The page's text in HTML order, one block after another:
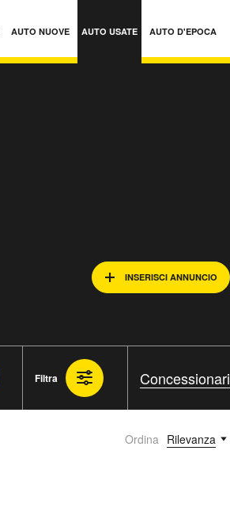
AUTO NUOVE AUTO USATE AUTO D'EPOCA
INSERISCI ANNUNCIO
Filtra Concessionari
Ordina Rilevanza